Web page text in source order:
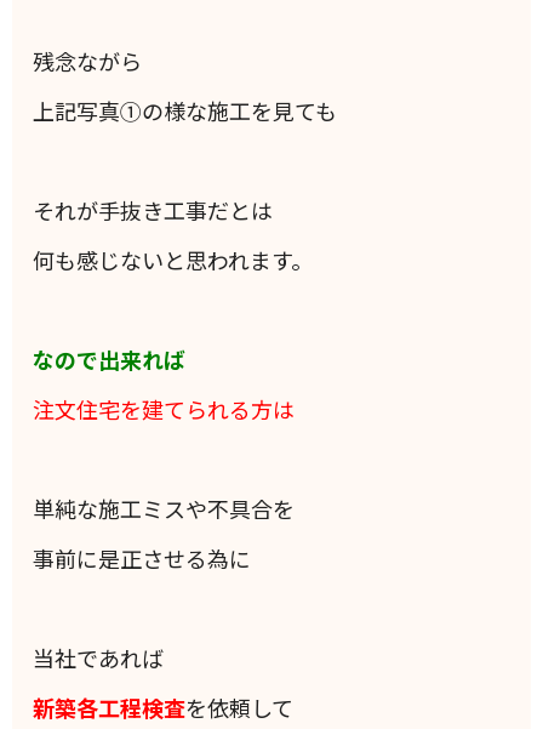
残念ながら
上記写真①の様な施工を見ても
それが手抜き工事だとは
何も感じないと思われます。
なので出来れば
注文住宅を建てられる方は
単純な施工ミスや不具合を
事前に是正させる為に
当社であれば
新築各工程検査を依頼して